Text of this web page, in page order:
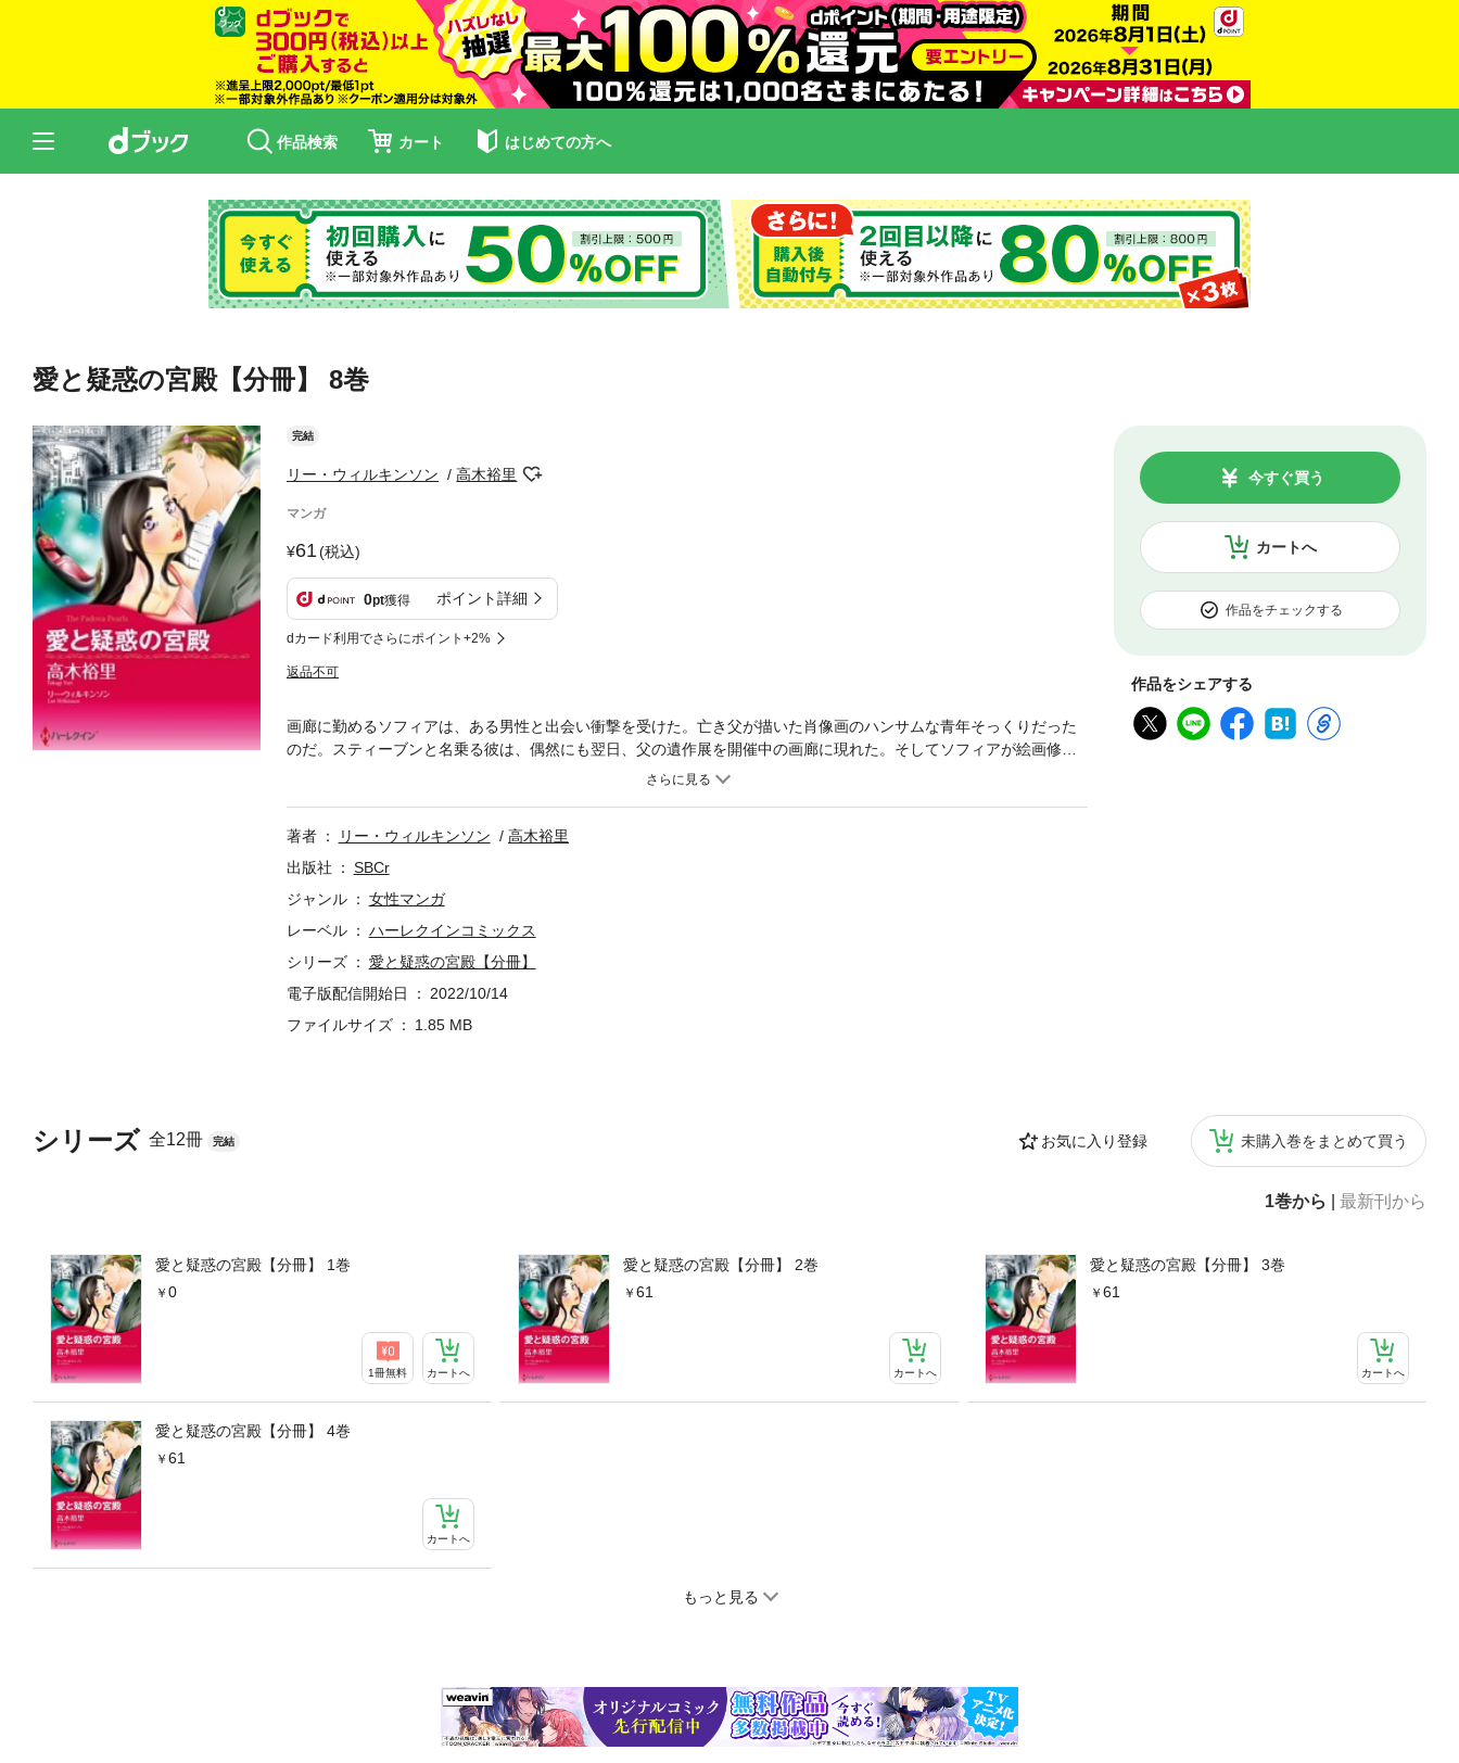
作品検索 カート はじめての方へ
愛と疑惑の宮殿【分冊】 8巻
完結
リー・ウィルキンソン 高木裕里
マンガ
61(税込)
0pt獲得 ポイント詳細
dカード利用でさらにポイント+2%
返品不可
カートへ
今すぐ買う
作品をチェックする
作品をシェアする
シリーズ 全12冊 完結 お気に入り登録 未購入巻をまとめて買う
1巻から 最新刊から
愛と疑惑の宮殿【分冊】 1巻
0
1冊無料 カートへ
愛と疑惑の宮殿【分冊】 2巻
61
カートへ
愛と疑惑の宮殿【分冊】 3巻
61
カートへ
愛と疑惑の宮殿【分冊】 4巻
61
カートへ
もっと見る
画廊に勤めるソフィアは、ある男性と出会い衝撃を受けた。亡き父が描いた肖像画のハンサムな青年そっくりだった
のだ。スティーブンと名乗る彼は、偶然にも翌日、父の遺作展を開催中の画廊に現れた。そしてソフィアが絵画修復
の技術者だと知ると、自分の住むベネチアの宮殿へ来て絵画を見てほしいと強引な誘いをかけてきた。夢のような話
著者
リー・ウィルキンソン
高木裕里
出版社
SBCr
ジャンル
女性マンガ
レーベル
ハーレクインコミックス
シリーズ
愛と疑惑の宮殿【分冊】
電子版配信開始日
2022/10/14
ファイルサイズ
1.85 MB